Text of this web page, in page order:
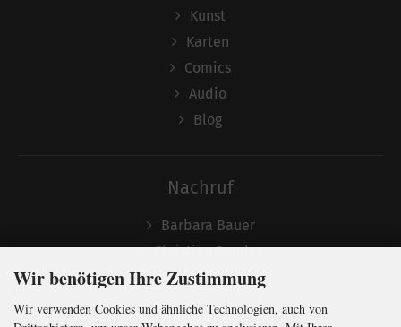
Kunst
Karten
Comics
Audio
Blog
Nachruf
Barbara Bauer
Christian Semler
Folgen
Wir benötigen Ihre Zustimmung
Wir verwenden Cookies und ähnliche Technologien, auch von